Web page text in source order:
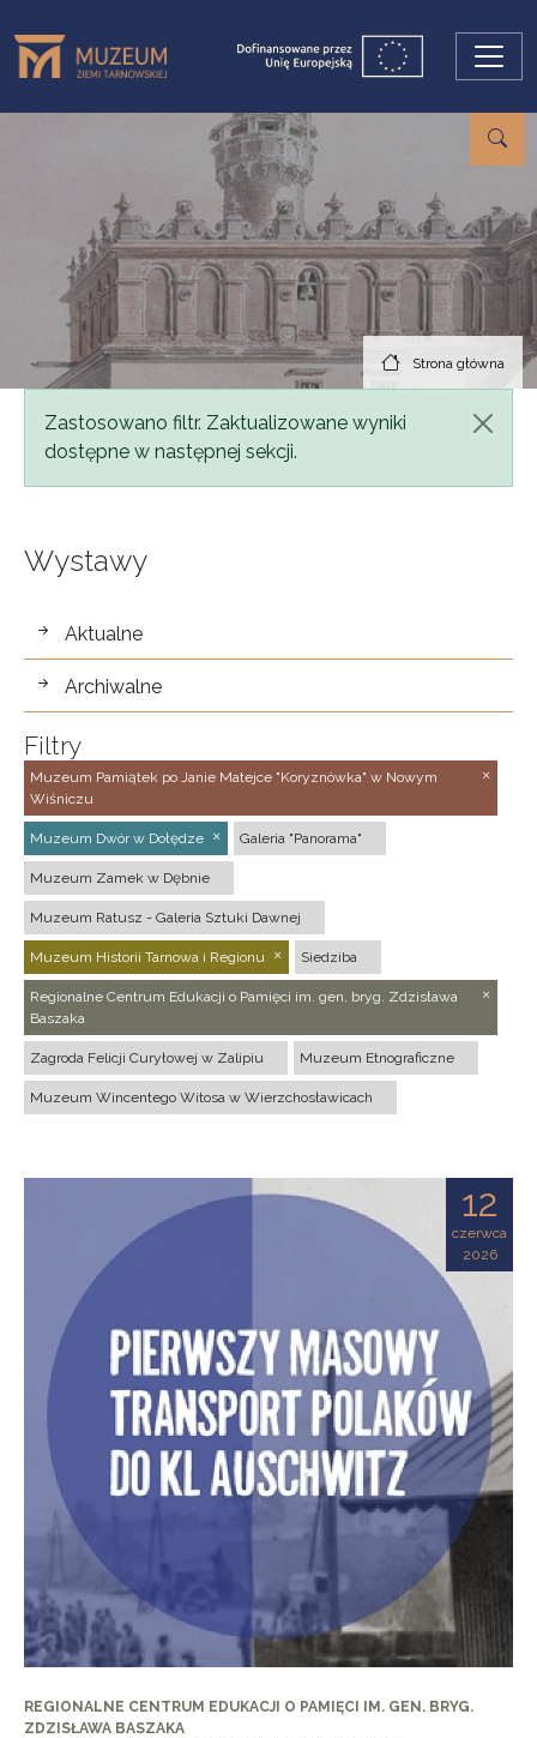
Strona główna
Komunikat
Zastosowano filtr. Zaktualizowane wyniki
dostępne w następnej sekcji.
Wystawy
wystawy
Aktualne
Archiwalne
Filtry
Muzeum Pamiątek po Janie Matejce "Koryznówka" w Nowym
Wiśniczu
Muzeum Dwór w Dołędze Galeria "Panorama"
Muzeum Zamek w Dębnie
Muzeum Ratusz - Galeria Sztuki Dawnej
Muzeum Historii Tarnowa i Regionu Siedziba
Regionalne Centrum Edukacji o Pamięci im. gen. bryg. Zdzisława
Baszaka
Zagroda Felicji Curyłowej w Zalipiu Muzeum Etnograficzne
Muzeum Wincentego Witosa w Wierzchosławicach
12
czerwca
2026
REGIONALNE CENTRUM EDUKACJI O PAMIĘCI IM. GEN. BRYG.
ZDZISŁAWA BASZAKA